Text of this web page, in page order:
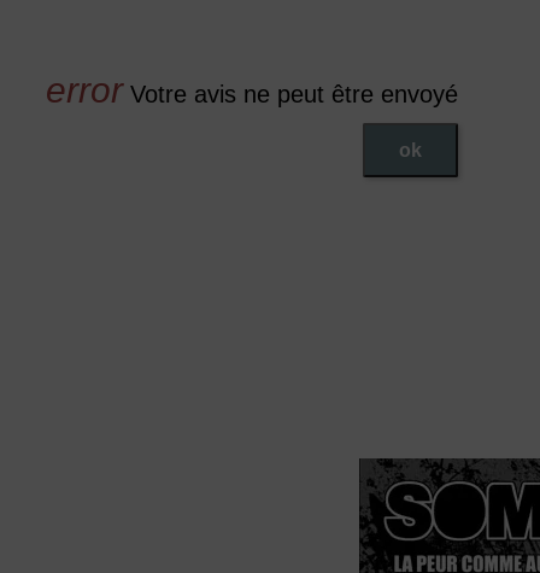
Votre avis ne peut être envoyé
ok